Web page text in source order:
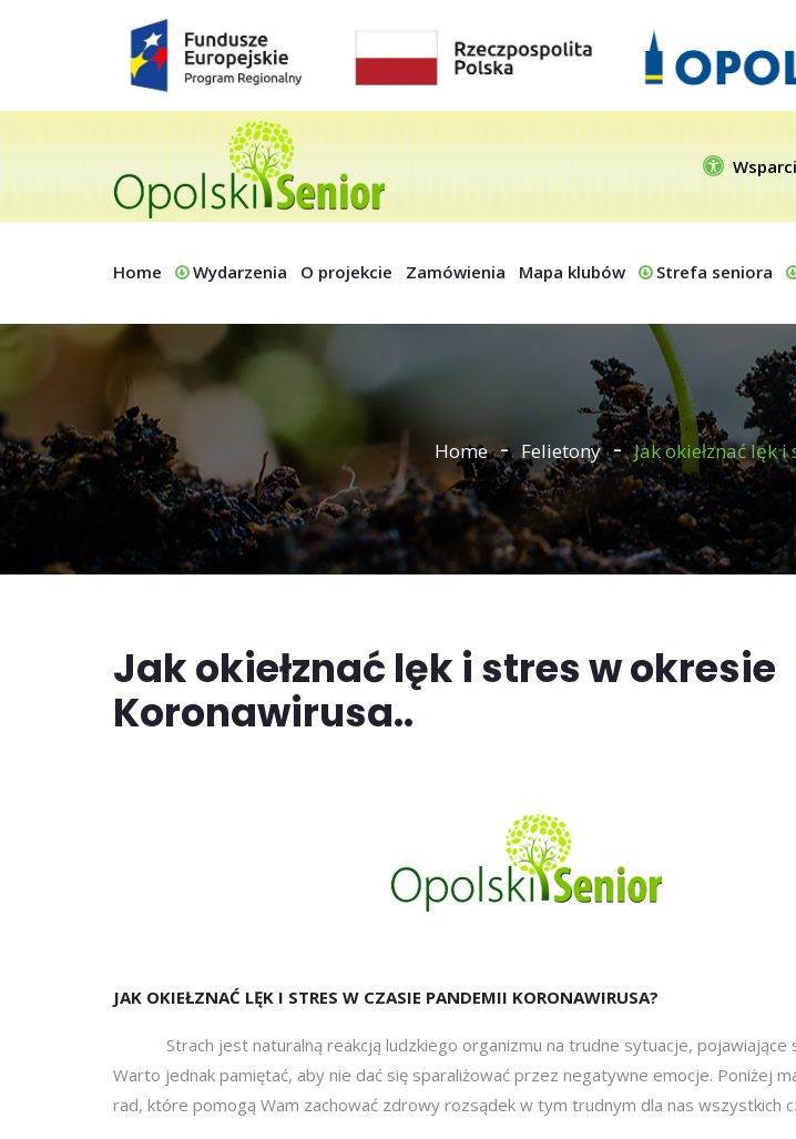
Home Wydarzenia O projekcie Zamówienia Mapa klubów Strefa seniora
Home Felietony Jak okiełznać lęk
Jak okiełznać lęk i stres w okresie
Koronawirusa..
JAK OKIEŁZNAĆ LĘK I STRES W CZASIE PANDEMII KORONAWIRUSA?
Strach jest naturalną reakcją ludzkiego organizmu na trudne sytuacje, pojawiające
Warto jednak pamiętać, aby nie dać się sparaliżować przez negatywne emocje. Poniżej
rad, które pomogą Wam zachować zdrowy rozsądek w tym trudnym dla nas wszystkich